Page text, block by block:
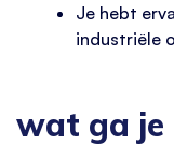
Je hebt
industriële
wat ga je